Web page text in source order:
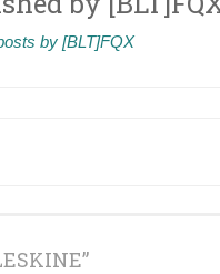
by [BLT]FQX
”